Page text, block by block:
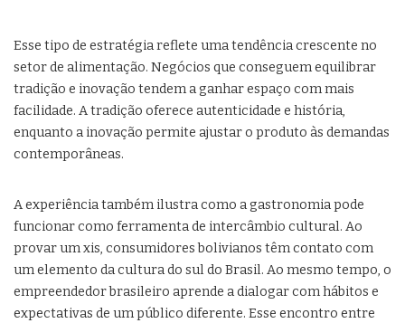
Esse tipo de estratégia reflete uma tendência crescente no
setor de alimentação. Negócios que conseguem equilibrar
tradição e inovação tendem a ganhar espaço com mais
facilidade. A tradição oferece autenticidade e história,
enquanto a inovação permite ajustar o produto às demandas
contemporâneas.
A experiência também ilustra como a gastronomia pode
funcionar como ferramenta de intercâmbio cultural. Ao
provar um xis, consumidores bolivianos têm contato com
um elemento da cultura do sul do Brasil. Ao mesmo tempo, o
empreendedor brasileiro aprende a dialogar com hábitos e
expectativas de um público diferente. Esse encontro entre